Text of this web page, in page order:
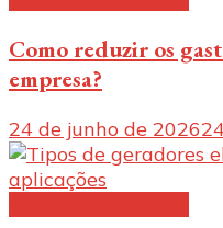
Como reduzir os
empresa?
24 de junho de 2026